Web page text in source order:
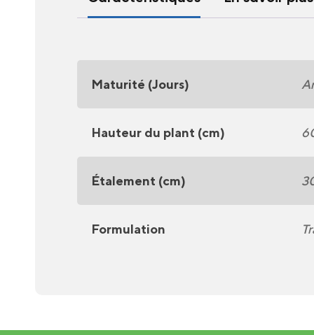
Maturité (Jours)
Hauteur du plant (cm)
Étalement (cm)
Formulation